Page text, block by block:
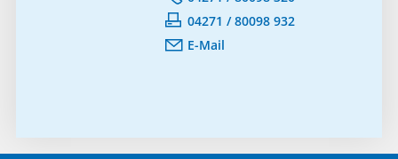
04271 / 80098 932
E-Mail